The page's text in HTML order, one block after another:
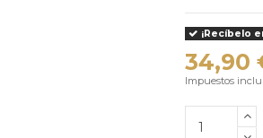
¡Recíbelo
34,90
Impuestos